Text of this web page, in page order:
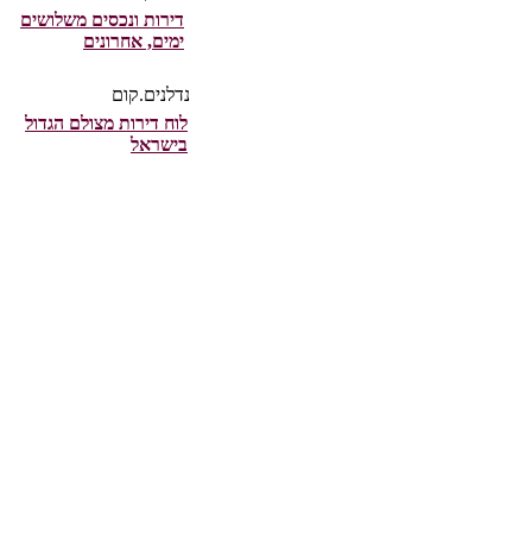
דירות ונכסים משלושים
ימים, אחרונים
נדלנים.קום
לוח דירות מצולם הגדול
בישראל